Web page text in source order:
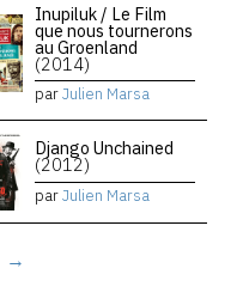
Inupiluk / Le Film
que nous tournerons
au Groenland
(2014)
parJulien Marsa
Django Unchained
(2012)
parJulien Marsa
→